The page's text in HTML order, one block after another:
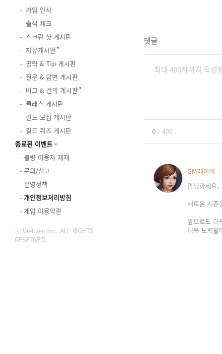
가입 인사
출석 체크
스크린 샷 게시판
자유게시판
공략 & Tip 게시판
질문 & 답변 게시판
버그 & 건의 게시판
클래스 게시판
길드 모집 게시판
길드 퀴즈 게시판
종료된 이벤트
불량 이용자 제재
문의/신고
운영정책
개인정보처리방침
게임 이용약관
ⓒ Webzen Inc. ALL RIGHTS
RESERVED.
댓글
0 / 400
GM에이미
안녕하세요,
새로운 시즌
앞으로도 더
더욱 노력할